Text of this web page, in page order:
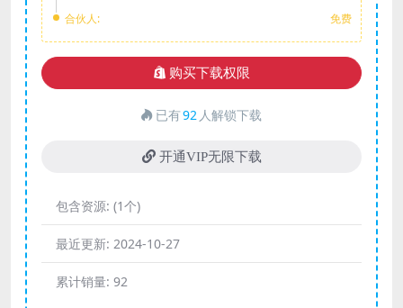
合伙人:
免费
购买下载权限
已有92 人解锁下载
开通VIP无限下载
包含资源: (1个)
最近更新: 2024-10-27
累计销量: 92